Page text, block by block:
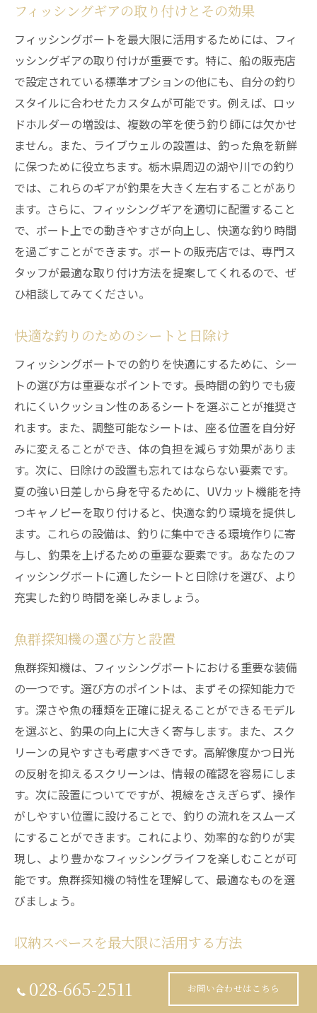
フィッシングギアの取り付けとその効果
フィッシングボートを最大限に活用するためには、フィ
ッシングギアの取り付けが重要です。特に、船の販売店
で設定されている標準オプションの他にも、自分の釣り
スタイルに合わせたカスタムが可能です。例えば、ロッ
ドホルダーの増設は、複数の竿を使う釣り師には欠かせ
ません。また、ライブウェルの設置は、釣った魚を新鮮
に保つために役立ちます。栃木県周辺の湖や川での釣り
では、これらのギアが釣果を大きく左右することがあり
ます。さらに、フィッシングギアを適切に配置すること
で、ボート上での動きやすさが向上し、快適な釣り時間
を過ごすことができます。ボートの販売店では、専門ス
タッフが最適な取り付け方法を提案してくれるので、ぜ
ひ相談してみてください。
快適な釣りのためのシートと日除け
フィッシングボートでの釣りを快適にするために、シー
トの選び方は重要なポイントです。長時間の釣りでも疲
れにくいクッション性のあるシートを選ぶことが推奨さ
れます。また、調整可能なシートは、座る位置を自分好
みに変えることができ、体の負担を減らす効果がありま
す。次に、日除けの設置も忘れてはならない要素です。
夏の強い日差しから身を守るために、UVカット機能を持
つキャノピーを取り付けると、快適な釣り環境を提供し
ます。これらの設備は、釣りに集中できる環境作りに寄
与し、釣果を上げるための重要な要素です。あなたのフ
ィッシングボートに適したシートと日除けを選び、より
充実した釣り時間を楽しみましょう。
魚群探知機の選び方と設置
魚群探知機は、フィッシングボートにおける重要な装備
の一つです。選び方のポイントは、まずその探知能力で
す。深さや魚の種類を正確に捉えることができるモデル
を選ぶと、釣果の向上に大きく寄与します。また、スク
リーンの見やすさも考慮すべきです。高解像度かつ日光
の反射を抑えるスクリーンは、情報の確認を容易にしま
す。次に設置についてですが、視線をさえぎらず、操作
がしやすい位置に設けることで、釣りの流れをスムーズ
にすることができます。これにより、効率的な釣りが実
現し、より豊かなフィッシングライフを楽しむことが可
能です。魚群探知機の特性を理解して、最適なものを選
びましょう。
収納スペースを最大限に活用する方法
フィッシングボートを購入する際に、収納スペースの活
用方法は釣りの効率を大きく左右します。まず、船のデ
028-665-2511 お問い合わせはこちら